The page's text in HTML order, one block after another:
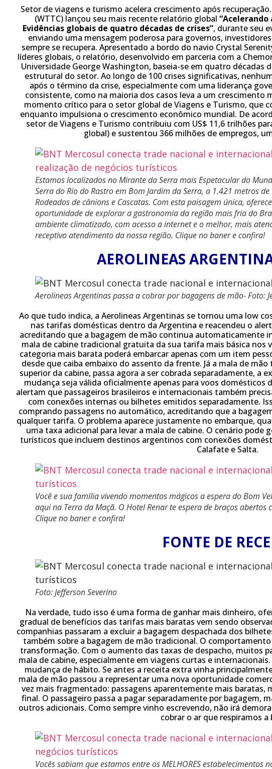
Setor de viagens e turismo acelera crescimento após
(WTTC) lançou seu mais recente relatório global
Evidências globais de quatro décadas de crises”, durante seu
enviando uma mensagem poderosa para governos,
sempre se recupera. Apresentado a bordo do navio Crystal
líderes globais, o relatório, desenvolvido em parceria com a
Universidade George Washington, baseia-se em quatro décadas
estrutural do setor. Ao longo de 100 crises significativas,
após o término da crise, especialmente com uma liderança
consistente, como na maioria dos casos leva a um crescimento
momento crítico para o setor global de Viagens e Turismo, que
enquanto impulsiona o crescimento econômico mundial. De
setor de Viagens e Turismo contribuiu com US$ 11,6 trilhões
global) e sustentou 366 milhões de empregos,
Estamos localizados no Mirante da Serra mais Espetacular do
Serra do Rio do Rastro em Bom Jardim da Serra, a 1.421 metros
Rodeados de cânions e Cascatas. Com esta paisagem única,
oportunidade de explorar a gastronomia da região mais fria do
ambiente climatizado, com acesso a internet e o melhor, mais
receptivo atendimento da nossa região. Clique no baner e confira!
AEROLINEAS
Aerolineas Argentinas passa a cobrar por bagagens de mão- Foto:
Ao que tudo indica, a Aerolineas Argentinas se tornou uma low
nas tarifas domésticas dentro da Argentina e reacendeu o
acreditando que a bagagem de mão continua automaticamente
mala de cabine tradicional gratuita da sua tarifa mais básica nos
categoria mais barata poderá embarcar apenas com um item
desde que caiba embaixo do assento da frente. Já a mala de
superior da cabine, passa agora a ser cobrada separadamente, a
mudança seja válida oficialmente apenas para voos
alertam que passageiros brasileiros e internacionais também
com conexões internas ou bilhetes emitidos separadamente.
comprando passagens no automático, acreditando que a
qualquer tarifa. O problema aparece justamente no embarque,
uma taxa adicional para levar a mala de cabine. O cenário pode
turísticos que incluem destinos argentinos com conexões
Calafate e Salta.
Você e sua família vivendo momentos mágicos a espera do Bom
aqui na Terra da Maçã. O Hotel Renar te espera de braços
Clique no baner e confira!
FONTE DE
Foto: Jefferson Severino
Na verdade, tudo isso é uma forma de ganhar mais dinheiro,
gradual de benefícios das tarifas mais baratas vem sendo
companhias passaram a excluir a bagagem despachada dos
também sobre a bagagem de mão tradicional. O
transformação. Com o aumento das taxas de despacho, muitos
mala de cabine, especialmente em viagens curtas e
mudança de hábito. Se antes a receita extra vinha
mala de mão passou a representar uma nova oportunidade
vez mais fragmentado: passagens aparentemente mais baratas,
final. O passageiro passa a pagar separadamente por bagagem,
outros adicionais. Como sempre vinho escrevendo, não irá
cobrar o ar que respiramos a
Vocês sabiam que estamos entre os MELHORES estabelecimentos